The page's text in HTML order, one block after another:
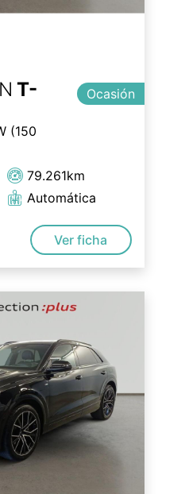
T-
(150
Ocasión
79.261km
Automática
Ver ficha